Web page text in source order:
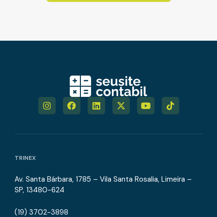
Receita Federal orienta sobre os
lucros e dividendos 06/08/2026
TCU aprova solução consensual para
Marrocos suspende tarifas de importação
caprina e camelídea até dezembro de
TRINEX
Av. Santa Bárbara, 1785 – Vila Santa Rosalia, Limeira –
SP, 13480-624
(19) 3702-3898